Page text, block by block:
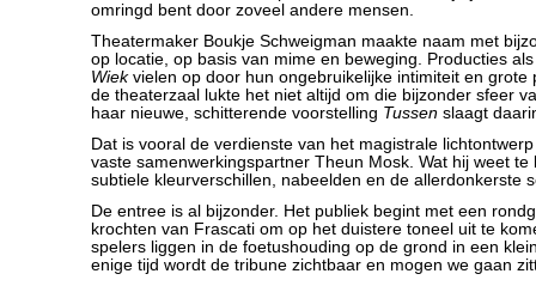
omringd bent door zoveel andere mensen.
Theatermaker Boukje Schweigman maakte naam met
op locatie, op basis van mime en beweging. Producties
Wiekvielen op door hun ongebruikelijke intimiteit en grote
de theaterzaal lukte het niet altijd om die bijzonder sfeer
haar nieuwe, schitterende voorstelling Tussen slaagt
Dat is vooral de verdienste van het magistrale lichtontwerp
vaste samenwerkingspartner Theun Mosk. Wat hij weet te
subtiele kleurverschillen, nabeelden en de allerdonkerste
De entree is al bijzonder. Het publiek begint met een
krochten van Frascati om op het duistere toneel uit te
spelers liggen in de foetushouding op de grond in een
enige tijd wordt de tribune zichtbaar en mogen we gaan